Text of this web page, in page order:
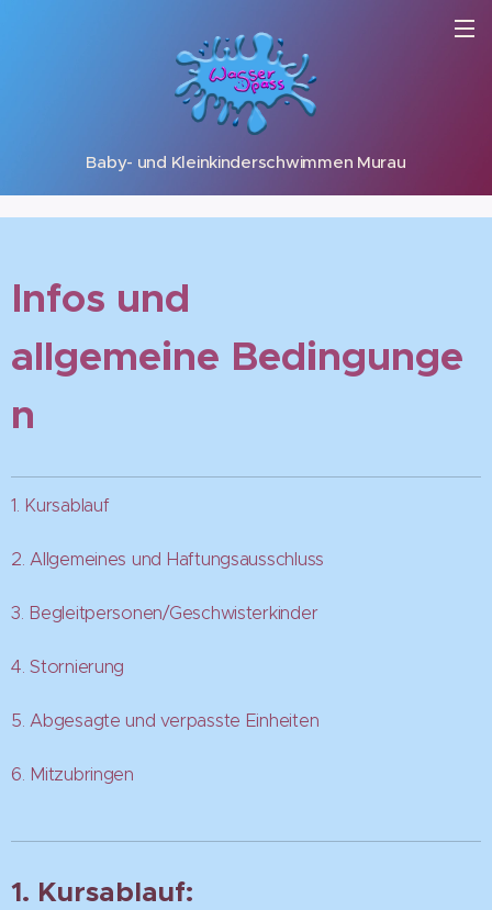
Baby- und Kleinkinderschwimmen Murau
Infos und
allgemeine Bedingunge
n
1. Kursablauf
2. Allgemeines und Haftungsausschluss
3. Begleitpersonen/Geschwisterkinder
4. Stornierung
5. Abgesagte und verpasste Einheiten
6. Mitzubringen
1. Kursablauf: